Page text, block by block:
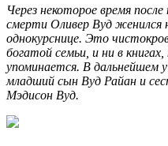
Через некоторое время
смерти Оливер Вуд женился
однокурснице. Это
богатой семьи, и ни в
упоминается. В дальнейшем
младший сын Вуд Райан и
Мэдисон Вуд.